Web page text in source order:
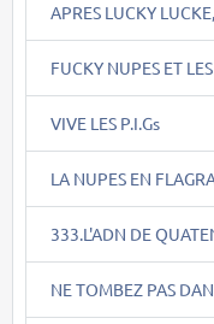
APRES LUCKY
FUCKY NUPES ET
VIVE LES P.I.Gs
LA NUPES EN
333.L'ADN DE
NE TOMBEZ PAS